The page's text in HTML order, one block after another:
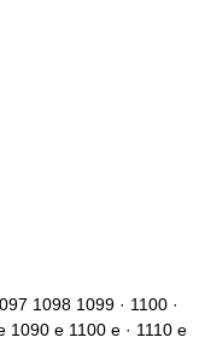
1098 1099 · 1100 ·
1090 е 1100 е · 1110 е